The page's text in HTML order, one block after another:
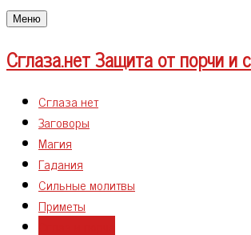
Меню
Сглаза.нетЗащита от порчи и
Сглаза нет
Заговоры
Магия
Гадания
Сильные молитвы
Приметы